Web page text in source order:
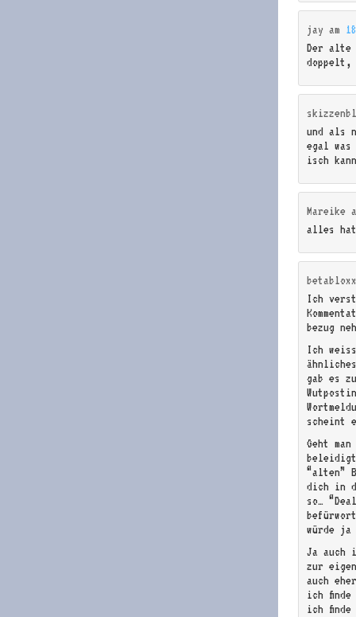
jay am
Der alte
doppelt,
und als
egal
isch
Mareike
alles
betabloxx
Ich
bezug
Ich
gab es
scheint
Geht
“alten”
dich in
so…
würde
Ja auch
zur
auch
ich
ich finde